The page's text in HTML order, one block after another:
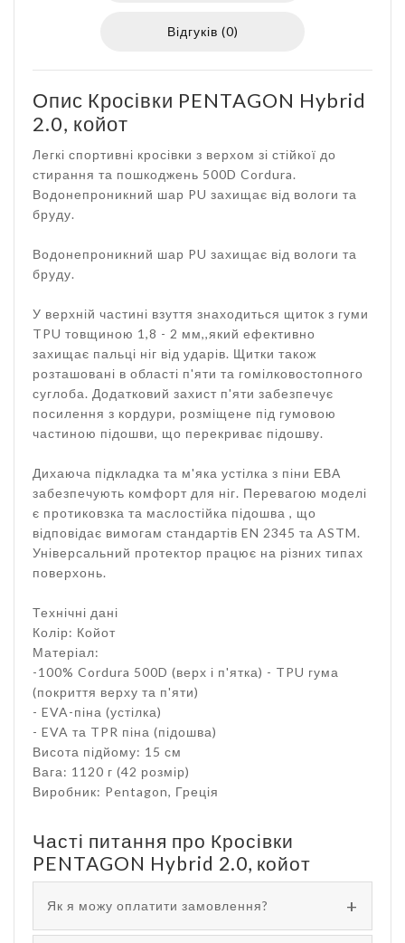
Відгуків (0)
Опис Кросівки PENTAGON Hybrid
2.0, койот
Легкі спортивні кросівки з верхом зі стійкої до
стирання та пошкоджень 500D Cordura.
Водонепроникний шар PU захищає від вологи та
бруду.
Водонепроникний шар PU захищає від вологи та
бруду.
У верхній частині взуття знаходиться щиток з гуми
TPU товщиною 1,8 - 2 мм,,який ефективно
захищає пальці ніг від ударів. Щитки також
розташовані в області п'яти та гомілковостопного
суглоба. Додатковий захист п'яти забезпечує
посилення з кордури, розміщене під гумовою
частиною підошви, що перекриває підошву.
Дихаюча підкладка та м'яка устілка з піни ЕВА
забезпечують комфорт для ніг. Перевагою моделі
є протиковзка та маслостійка підошва , що
відповідає вимогам стандартів EN 2345 та ASTM.
Універсальний протектор працює на різних типах
поверхонь.
Технічні дані
Колір: Койот
Матеріал:
-100% Cordura 500D (верх і п'ятка) - TPU гума
(покриття верху та п'яти)
- EVA-піна (устілка)
- EVA та TPR піна (підошва)
Висота підйому: 15 см
Вага: 1120 г (42 розмір)
Виробник: Pentagon, Греція
Часті питання про Кросівки
PENTAGON Hybrid 2.0, койот
Як я можу оплатити замовлення?